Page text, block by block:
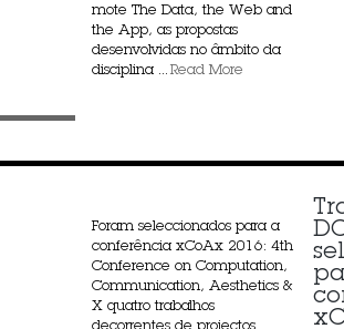
mote The Data, the Web and
the App, as propostas
desenvolvidas no âmbito da
disciplina ... Read More
Foram seleccionados para a
conferência xCoAx 2016: 4th
Conference on Computation,
Communication, Aesthetics &
X quatro trabalhos